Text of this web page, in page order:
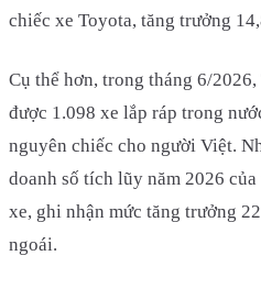
chiếc xe Toyota, tăng trưởng
Cụ thể hơn, trong tháng 6/
được 1.098 xe lắp ráp trong
nguyên chiếc cho người Việt.
doanh số tích lũy năm 2026
xe, ghi nhận mức tăng trưởng
ngoái.